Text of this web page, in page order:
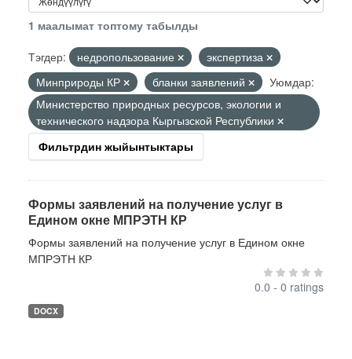
1 маалымат топтому табылды
Тэгдер:
недропользование
экспертиза
Минприроды КР
бланки заявлений
Уюмдар:
Министерство природных ресурсов, экологии и
технического надзора Кыргызской Республики
Фильтрдин жыйынтыктары
Формы заявлений на получение услуг в
Едином окне МПРЭТН КР
Формы заявлений на получение услуг в Едином окне
МПРЭТН КР
0.0 - 0 ratings
DOCX